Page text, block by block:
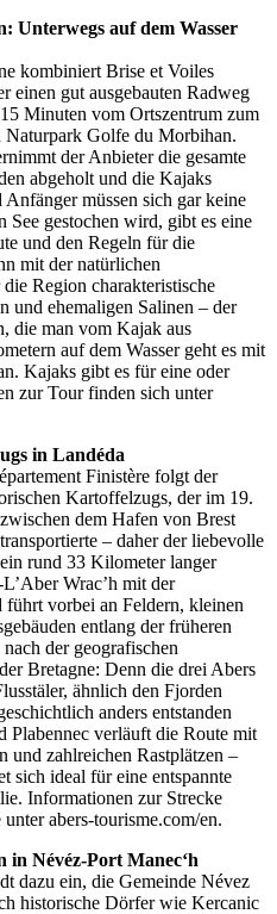
Unterwegs auf dem Wasser
kombiniert Brise et Voiles
einen gut ausgebauten Radweg
Minuten vom Ortszentrum zum
Golfe du Morbihan.
der Anbieter die gesamte
abgeholt und die Kajaks
müssen sich gar keine
See gestochen wird, gibt es eine
und den Regeln für die
mit der natürlichen
Region charakteristische
und ehemaligen Salinen – der
die man vom Kajak aus
auf dem Wasser geht es mit
Kajaks gibt es für eine oder
zur Tour finden sich unter
in Landéda
Finistère folgt der
Kartoffelzugs, der im 19.
dem Hafen von Brest
– daher der liebevolle
rund 33 Kilometer langer
Wrac’h mit der
führt vorbei an Feldern, kleinen
entlang der früheren
der geografischen
Bretagne: Denn die drei Abers
ähnlich den Fjorden
anders entstanden
verläuft die Route mit
und zahlreichen Rastplätzen –
sich ideal für eine entspannte
Informationen zur Strecke
abers-tourisme.com/en.
Névéz-Port Manec‘h
dazu ein, die Gemeinde Névez
historische Dörfer wie Kercanic